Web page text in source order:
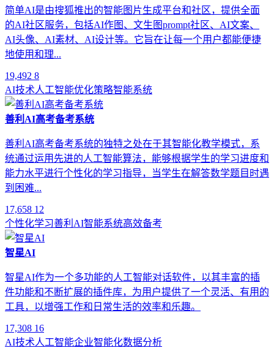
简单AI是由搜狐推出的智能图片生成平台和社区，提供全面
的AI社区服务，包括AI作图、文生图prompt社区、AI文案、
AI头像、AI素材、AI设计等。它旨在让每一个用户都能便捷
地使用和理...
19,492 8
AI技术人工智能优化策略智能系统
善利AI高考备考系统
善利AI高考备考系统的独特之处在于其智能化教学模式，系
统通过运用先进的人工智能算法，能够根据学生的学习进度和
能力水平进行个性化的学习指导，当学生在解答数学题目时遇
到困难...
17,658 12
个性化学习善利AI智能系统高效备考
智星AI
智星AI作为一个多功能的人工智能对话软件，以其丰富的插
件功能和不断扩展的插件库，为用户提供了一个灵活、有用的
工具，以增强工作和日常生活的效率和乐趣。
17,308 16
AI技术人工智能企业智能化数据分析